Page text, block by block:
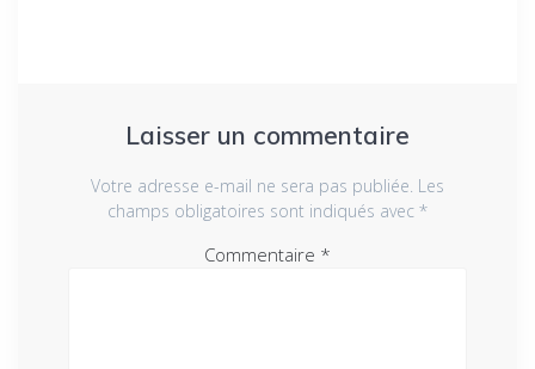
Laisser un commentaire
Votre adresse e-mail ne sera pas publiée. Les
champs obligatoires sont indiqués avec *
Commentaire *